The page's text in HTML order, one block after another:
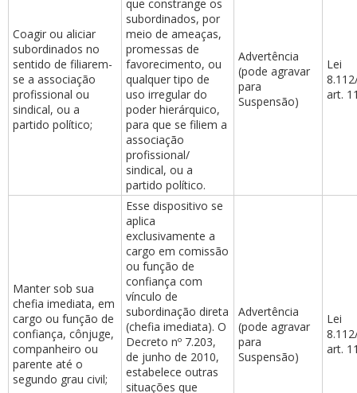
Coagir ou aliciar
subordinados no
sentido de filiarem-
se a associação
profissional ou
sindical, ou a
partido político;
que constrange os
subordinados, por
meio de ameaças,
promessas de
favorecimento, ou
qualquer tipo de
uso irregular do
poder hierárquico,
para que se filiem a
associação
profissional/
sindical, ou a
partido político.
Advertência
(pode agravar
para
Suspensão)
Lei
art.
Manter sob sua
chefia imediata, em
cargo ou função de
confiança, cônjuge,
companheiro ou
parente até o
segundo grau civil;
Esse dispositivo se
aplica
exclusivamente a
cargo em comissão
ou função de
confiança com
vínculo de
subordinação direta
(chefia imediata). O
Decreto nº 7.203,
de junho de 2010,
estabelece outras
situações que
Advertência
(pode agravar
para
Suspensão)
Lei
art.